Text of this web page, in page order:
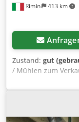
Rimini 413 km
Zustand: gut
/ Mühlen zum
Die Maschinen
eingesetzt, können
verwendet